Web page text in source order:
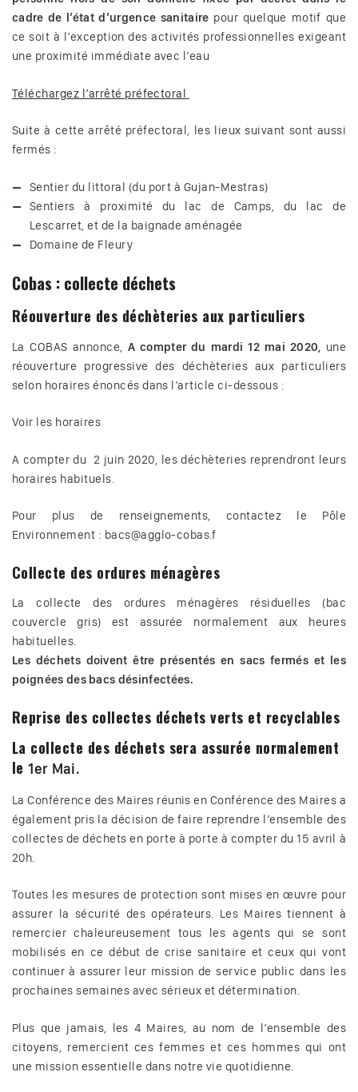
cadre de l’état d’urgence sanitaire pour quelque motif que
ce soit à l’exception des activités professionnelles exigeant
une proximité immédiate avec l’eau
Téléchargez l’arrêté préfectoral
Suite à cette arrêté préfectoral, les lieux suivant sont aussi
fermés :
Sentier du littoral (du port à Gujan-Mestras)
Sentiers à proximité du lac de Camps, du lac de
Lescarret, et de la baignade aménagée
Domaine de Fleury
Cobas : collecte déchets
Réouverture des déchèteries aux particuliers
La COBAS annonce, A compter du mardi 12 mai 2020, une
réouverture progressive des déchèteries aux particuliers
selon horaires énoncés dans l’article ci-dessous :
Voir les horaires
A compter du 2 juin 2020, les déchèteries reprendront leurs
horaires habituels.
Pour plus de renseignements, contactez le Pôle
Environnement : bacs@agglo-cobas.f
Collecte des ordures ménagères
La collecte des ordures ménagères résiduelles (bac
couvercle gris) est assurée normalement aux heures
habituelles.
Les déchets doivent être présentés en sacs fermés et les
poignées des bacs désinfectées.
Reprise des collectes déchets verts et recyclables
La collecte des déchets sera assurée normalement
le1er Mai.
La Conférence des Maires réunis en Conférence des Maires a
également pris la décision de faire reprendre l’ensemble des
collectes de déchets en porte à porte à compter du 15 avril à
20h.
Toutes les mesures de protection sont mises en œuvre pour
assurer la sécurité des opérateurs. Les Maires tiennent à
remercier chaleureusement tous les agents qui se sont
mobilisés en ce début de crise sanitaire et ceux qui vont
continuer à assurer leur mission de service public dans les
prochaines semaines avec sérieux et détermination.
Plus que jamais, les 4 Maires, au nom de l’ensemble des
citoyens, remercient ces femmes et ces hommes qui ont
une mission essentielle dans notre vie quotidienne.